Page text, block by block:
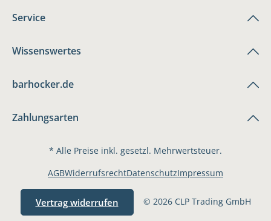
Service
Wissenswertes
barhocker.de
Zahlungsarten
* Alle Preise inkl. gesetzl. Mehrwertsteuer.
Vertrag widerrufen © 2026 CLP Trading GmbH
AGBWiderrufsrechtDatenschutzImpressum